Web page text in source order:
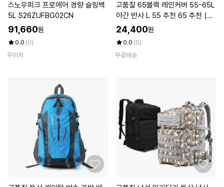
스노우피크 프로에어 경량 슬링백
5L S26ZUFBG02CN
91,660원
0.0 (0)
무이자
고품질 65블랙 레인커버 55-65L
야간 반사 L 55 추천 65 추천 (W
FKEOZT)
24,400원
0.0 (0)
무료배송